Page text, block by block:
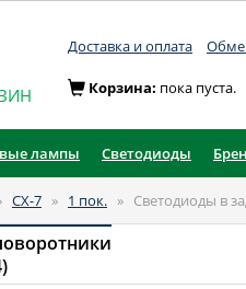
Доставка и оплата
Корзина: пока пуста.
лампы Светодиоды
CX-7 » 1 пок. » Светодиоды в